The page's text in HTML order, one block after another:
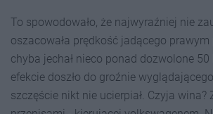
To spowodowało, że najwyraźniej nie
oszacowała prędkość jadącego
chyba jechał nieco ponad dozwolone
efekcie doszło do groźnie
szczęście nikt nie ucierpiał. Czyja wina?